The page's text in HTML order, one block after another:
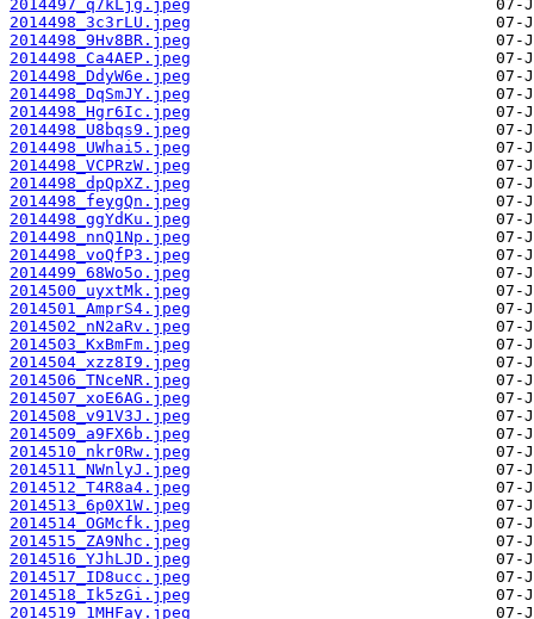
2014497_q7kLjg.jpeg
2014498_3c3rLU.jpeg
2014498_9Hv8BR.jpeg
2014498_Ca4AEP.jpeg
2014498_DdyW6e.jpeg
2014498_DqSmJY.jpeg
2014498_Hgr6Ic.jpeg
2014498_U8bqs9.jpeg
2014498_UWhai5.jpeg
2014498_VCPRzW.jpeg
2014498_dpQpXZ.jpeg
2014498_feygQn.jpeg
2014498_ggYdKu.jpeg
2014498_nnQ1Np.jpeg
2014498_voQfP3.jpeg
2014499_68Wo5o.jpeg
2014500_uyxtMk.jpeg
2014501_AmprS4.jpeg
2014502_nN2aRv.jpeg
2014503_KxBmFm.jpeg
2014504_xzz8I9.jpeg
2014506_TNceNR.jpeg
2014507_xoE6AG.jpeg
2014508_v91V3J.jpeg
2014509_a9FX6b.jpeg
2014510_nkr0Rw.jpeg
2014511_NWnlyJ.jpeg
2014512_T4R8a4.jpeg
2014513_6p0X1W.jpeg
2014514_OGMcfk.jpeg
2014515_ZA9Nhc.jpeg
2014516_YJhLJD.jpeg
2014517_ID8ucc.jpeg
2014518_Ik5zGi.jpeg
2014519_1MHFay.jpeg